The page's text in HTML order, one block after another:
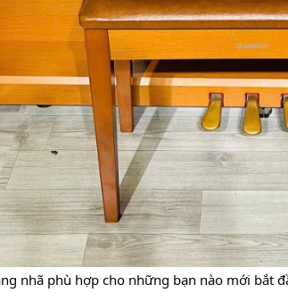
nhã phù hợp cho những bạn nào mới bắt